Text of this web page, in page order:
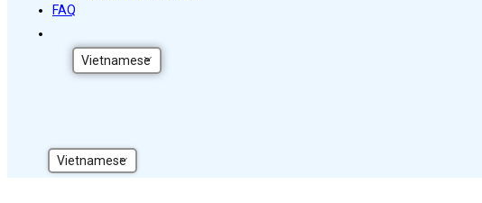
FAQ
Vietnamese
Vietnamese